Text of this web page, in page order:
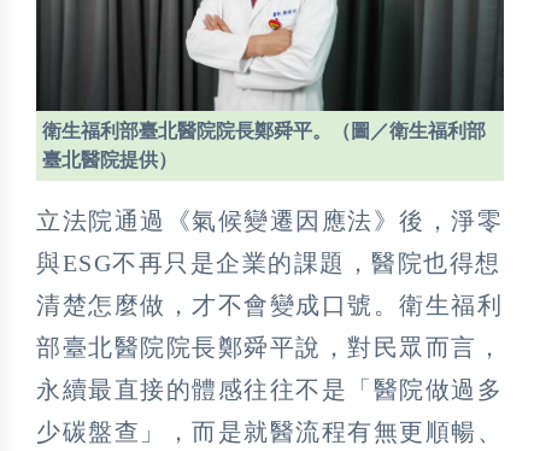
衛生福利部臺北醫院院長鄭舜平。（圖／衛生福利部
臺北醫院提供）
立法院通過《氣候變遷因應法》後，淨零
與ESG不再只是企業的課題，醫院也得想
清楚怎麼做，才不會變成口號。衛生福利
部臺北醫院院長鄭舜平說，對民眾而言，
永續最直接的體感往往不是「醫院做過多
少碳盤查」，而是就醫流程有無更順暢、